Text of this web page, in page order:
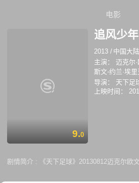
电影
9.0
追风少年
2013 / 中国大陆
主演：
迈克尔
斯文-约兰·埃里
导演：
天下足
上映时间：
剧情简介 : 《天下足球》20130812迈克尔欧